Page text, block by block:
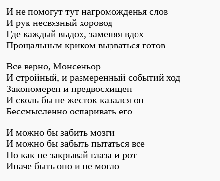
И не помогут тут нагроможденья слов
И рук несвязный хоровод
Где каждый выдох, заменяя вдох
Прощальным криком вырваться готов
Все верно, Монсеньор
И стройный, и размеренный событий ход
Закономерен и предвосхищен
И сколь бы не жесток казался он
Бессмысленно оспаривать его
И можно бы забить мозги
И можно бы забыть пытаться все
Но как не закрывай глаза и рот
Иначе быть оно и не могло